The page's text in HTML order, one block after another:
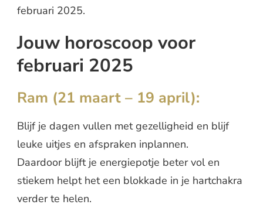
februari 2025.
Jouw horoscoop voor
februari 2025
Ram (21 maart – 19 april):
Blijf je dagen vullen met gezelligheid en blijf
leuke uitjes en afspraken inplannen.
Daardoor blijft je energiepotje beter vol en
stiekem helpt het een blokkade in je hartchakra
verder te helen.